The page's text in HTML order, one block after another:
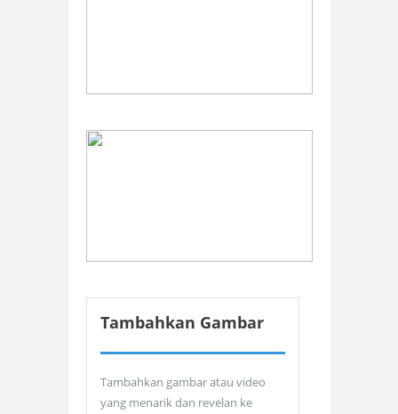
Tambahkan Gambar
Tambahkan gambar atau video
yang menarik dan revelan ke